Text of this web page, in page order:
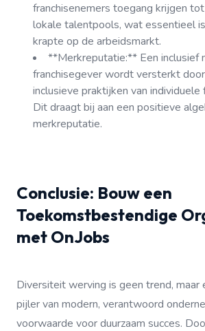
franchisenemers toegang krijgen
lokale talentpools, wat essentieel
krapte op de arbeidsmarkt.
**Merkreputatie:** Een inclusief
franchisegever wordt versterkt
inclusieve praktijken van individuele
Dit draagt bij aan een positieve
merkreputatie.
Conclusie: Bouw een
Toekomstbestendige
met OnJobs
Diversiteit werving is geen trend, maar
pijler van modern, verantwoord
voorwaarde voor duurzaam succes.